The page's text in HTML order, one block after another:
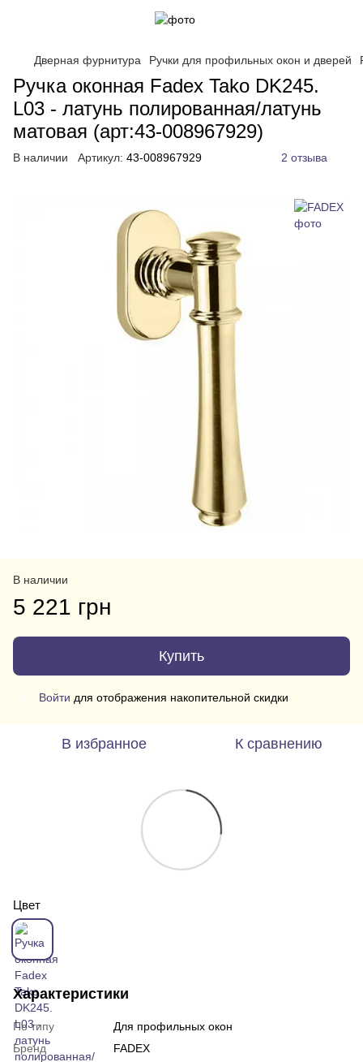
Дверная фурнитура Ручки для профильных окон и дверей
Ручка оконная Fadex Tako DK245.
L03 - латунь полированная/латунь
матовая (арт:43-008967929)
В наличии Артикул: 43-008967929 2 отзыва
В наличии
5 221 грн
Купить
Войти для отображения накопительной скидки
В избранное К сравнению
Цвет
Характеристики
По типу
Для профильных окон
Бренд
FADEX